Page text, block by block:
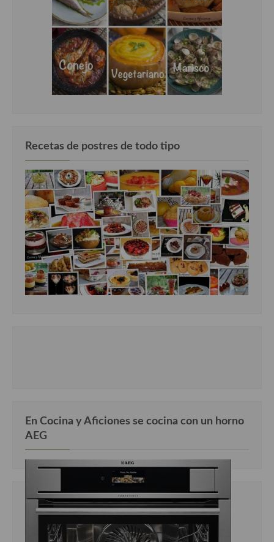
Recetas de postres de todo tipo
En Cocina y Aficiones se cocina con un horno
AEG